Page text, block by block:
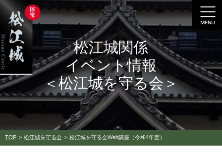
松江城関係
イベント情報
＜松江城を守る会＞
TOP 松江城を守る会 松江城を守る会Web講座（令和4年度）